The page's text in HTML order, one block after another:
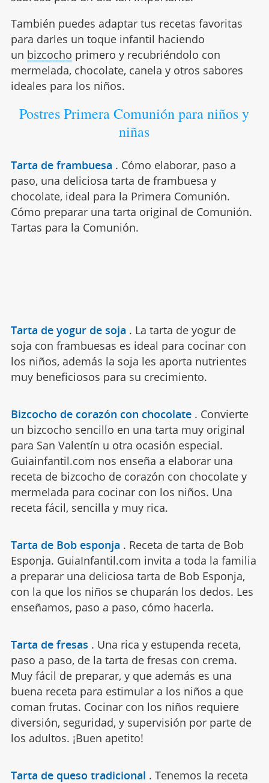
También puedes adaptar tus recetas favoritas
para darles un toque infantil haciendo
un bizcocho primero y recubriéndolo con
mermelada, chocolate, canela y otros sabores
ideales para los niños.
Postres Primera Comunión para niños y
niñas
Tarta de frambuesa . Cómo elaborar, paso a
paso, una deliciosa tarta de frambuesa y
chocolate, ideal para la Primera Comunión.
Cómo preparar una tarta original de Comunión.
Tartas para la Comunión.
Tarta de yogur de soja . La tarta de yogur de
soja con frambuesas es ideal para cocinar con
los niños, además la soja les aporta nutrientes
muy beneficiosos para su crecimiento.
Bizcocho de corazón con chocolate . Convierte
un bizcocho sencillo en una tarta muy original
para San Valentín u otra ocasión especial.
Guiainfantil.com nos enseña a elaborar una
receta de bizcocho de corazón con chocolate y
mermelada para cocinar con los niños. Una
receta fácil, sencilla y muy rica.
Tarta de Bob esponja . Receta de tarta de Bob
Esponja. GuiaInfantil.com invita a toda la familia
a preparar una deliciosa tarta de Bob Esponja,
con la que los niños se chuparán los dedos. Les
enseñamos, paso a paso, cómo hacerla.
Tarta de fresas . Una rica y estupenda receta,
paso a paso, de la tarta de fresas con crema.
Muy fácil de preparar, y que además es una
buena receta para estimular a los niños a que
coman frutas. Cocinar con los niños requiere
diversión, seguridad, y supervisión por parte de
los adultos. ¡Buen apetito!
Tarta de queso tradicional . Tenemos la receta